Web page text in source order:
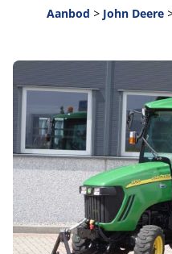
Aanbod > John Deere